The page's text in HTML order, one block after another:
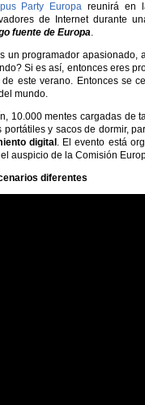
Party Europa reunirá en
de Internet durante
fuente de Europa.
un programador apasionado,
Si es así, entonces eres
este verano. Entonces se
mundo.
10.000 mentes cargadas de
y sacos de dormir,
digital . El evento está
auspicio de la Comisión
diferentes